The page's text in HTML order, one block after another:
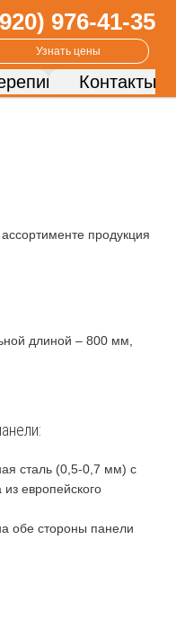
976-41-35
Узнать цены
Контакты
продукция
длиной – 800 мм,
сталь (0,5-0,7 мм) с
европейского
обе стороны панели